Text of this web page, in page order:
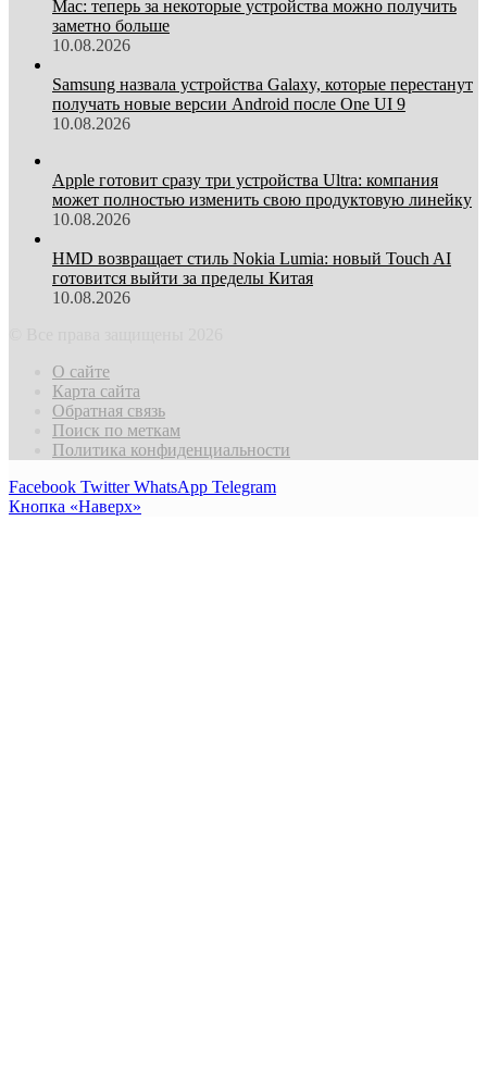
Mac: теперь за некоторые устройства можно получить
заметно больше
10.08.2026
Samsung назвала устройства Galaxy, которые перестанут
получать новые версии Android после One UI 9
10.08.2026
Apple готовит сразу три устройства Ultra: компания
может полностью изменить свою продуктовую линейку
10.08.2026
HMD возвращает стиль Nokia Lumia: новый Touch AI
готовится выйти за пределы Китая
10.08.2026
О сайте
Карта сайта
Обратная связь
Поиск по меткам
Политика конфиденциальности
Facebook Twitter WhatsApp Telegram
Кнопка «Наверх»